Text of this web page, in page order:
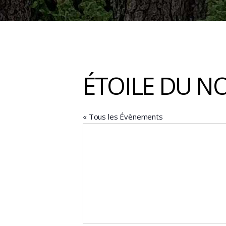
ÉTOILE DU
« Tous les Évènements